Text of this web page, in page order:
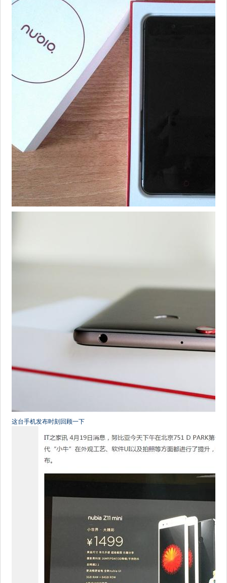
这台手机发布时刻回顾一下